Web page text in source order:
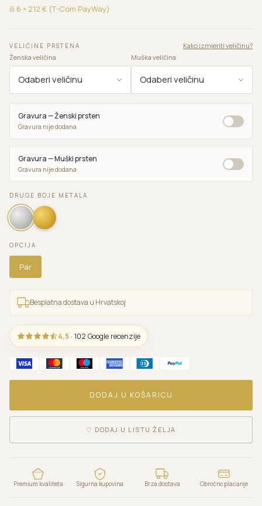
ili 6 × 212 € (T-Com PayWay)
VELIČINE PRSTENA
Kako izmjeriti veličinu?
Ženska veličina
Muška veličina
Gravura — Ženski prsten
Gravura nije dodana
Gravura — Muški prsten
Gravura nije dodana
DRUGE BOJE METALA
OPCIJA
Par
Besplatna dostava u Hrvatskoj
4,5 · 102 Google recenzije
DODAJ U KOŠARICU
♡ DODAJ U LISTU ŽELJA
Premium kvaliteta Sigurna kupovina Brza dostava Obročno plaćanje